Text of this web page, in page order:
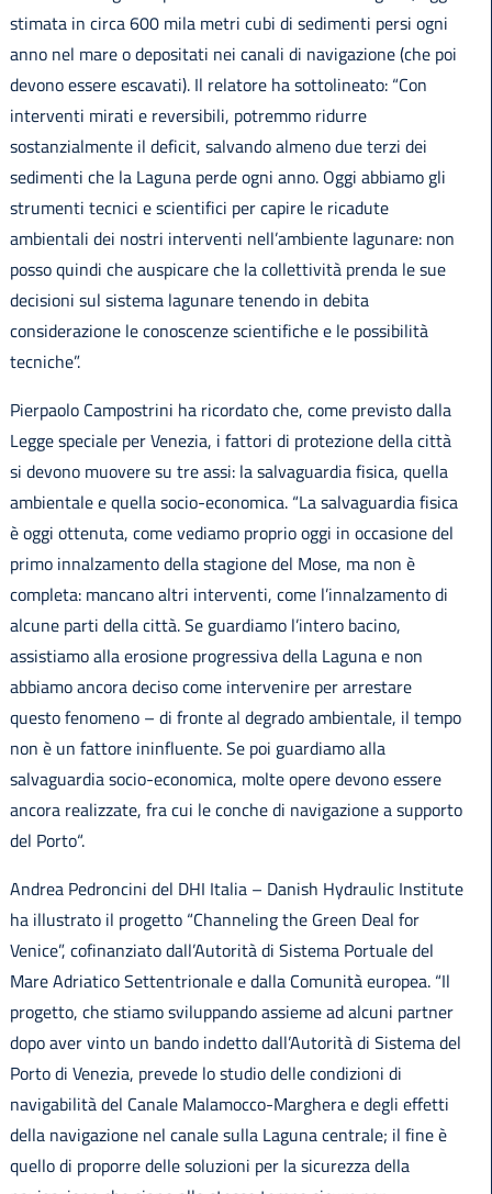
stimata in circa 600 mila metri cubi di sedimenti persi ogni
anno nel mare o depositati nei canali di navigazione (che poi
devono essere escavati). Il relatore ha sottolineato: “Con
interventi mirati e reversibili, potremmo ridurre
sostanzialmente il deficit, salvando almeno due terzi dei
sedimenti che la Laguna perde ogni anno. Oggi abbiamo gli
strumenti tecnici e scientifici per capire le ricadute
ambientali dei nostri interventi nell’ambiente lagunare: non
posso quindi che auspicare che la collettività prenda le sue
decisioni sul sistema lagunare tenendo in debita
considerazione le conoscenze scientifiche e le possibilità
tecniche”.
Pierpaolo Campostrini ha ricordato che, come previsto dalla
Legge speciale per Venezia, i fattori di protezione della città
si devono muovere su tre assi: la salvaguardia fisica, quella
ambientale e quella socio-economica. “La salvaguardia fisica
è oggi ottenuta, come vediamo proprio oggi in occasione del
primo innalzamento della stagione del Mose, ma non è
completa: mancano altri interventi, come l’innalzamento di
alcune parti della città. Se guardiamo l’intero bacino,
assistiamo alla erosione progressiva della Laguna e non
abbiamo ancora deciso come intervenire per arrestare
questo fenomeno – di fronte al degrado ambientale, il tempo
non è un fattore ininfluente. Se poi guardiamo alla
salvaguardia socio-economica, molte opere devono essere
ancora realizzate, fra cui le conche di navigazione a supporto
del Porto“.
Andrea Pedroncini del DHI Italia – Danish Hydraulic Institute
ha illustrato il progetto “Channeling the Green Deal for
Venice”, cofinanziato dall’Autorità di Sistema Portuale del
Mare Adriatico Settentrionale e dalla Comunità europea. “Il
progetto, che stiamo sviluppando assieme ad alcuni partner
dopo aver vinto un bando indetto dall’Autorità di Sistema del
Porto di Venezia, prevede lo studio delle condizioni di
navigabilità del Canale Malamocco-Marghera e degli effetti
della navigazione nel canale sulla Laguna centrale; il fine è
quello di proporre delle soluzioni per la sicurezza della